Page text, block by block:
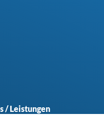
/ Leistungen